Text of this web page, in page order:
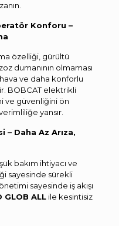
Konforu –
özelliği, gürültü
dumanının olmaması
ve daha konforlu
BOBCAT elektrikli
ve güvenliğini ön
yansır.
– Daha Az Arıza,
bakım ihtiyacı ve
sayesinde sürekli
sayesinde iş akışı
GLOB ALL ile kesintisiz